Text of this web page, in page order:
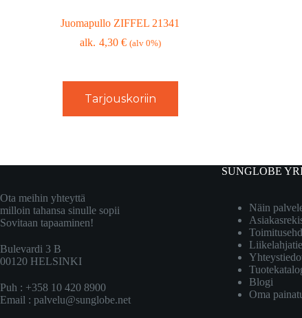
Juomapullo ZIFFEL 21341
4,30 € (alv 0%)
Tarjouskoriin
Ota meihin yhteyttä
milloin tahansa sinulle sopii
Sovitaan tapaaminen!
Bulevardi 3 B
00120 HELSINKI
Puh : +358 10 420 8900
Email : palvelu@sunglobe.net
SUNGLOBE
Näin
Blogi
Oma